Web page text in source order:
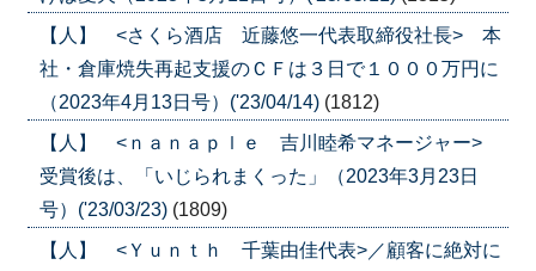
【人】 <さくら酒店 近藤悠一代表取締役社長> 本
社・倉庫焼失再起支援のＣＦは３日で１０００万円に
（2023年4月13日号）('23/04/14) (1812)
【人】 <ｎａｎａｐｌｅ 吉川睦希マネージャー>
受賞後は、「いじられまくった」（2023年3月23日
号）('23/03/23) (1809)
【人】 <Ｙｕｎｔｈ 千葉由佳代表>／顧客に絶対に